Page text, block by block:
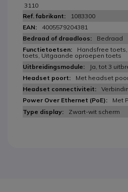
3110
1083300
4005579204381
Bedraad
Handsfree
toets, Uitgaande oproepen toets
Ja, tot 3
Met headset
Met
Zwart-wit scherm